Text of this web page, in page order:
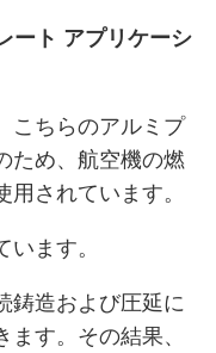
ート アプリケーシ
こちらのアルミプ
ため、航空機の燃
されています。
ます。
鋳造および圧延に
す。その結果、